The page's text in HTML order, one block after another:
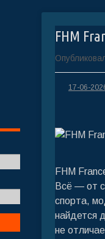
FHM
17-06-
FHM
Всё — от
спорта,
найдется
не